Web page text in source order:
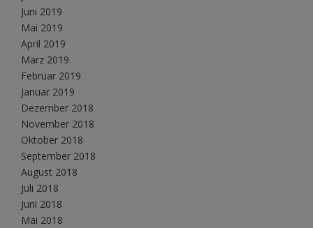
Juni 2019
Mai 2019
April 2019
März 2019
Februar 2019
Januar 2019
Dezember 2018
November 2018
Oktober 2018
September 2018
August 2018
Juli 2018
Juni 2018
Mai 2018